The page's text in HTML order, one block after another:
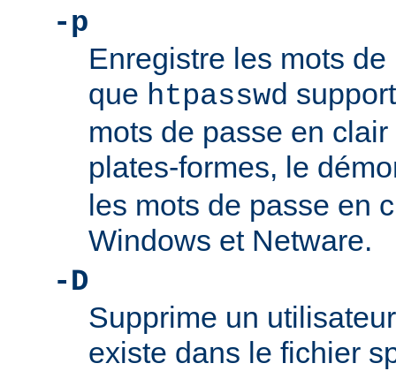
-p
Enregistre les mots
que htpasswd
mots de passe en
plates-formes, le
les mots de passe en
Windows et Netware.
-D
Supprime un
existe dans le fichier